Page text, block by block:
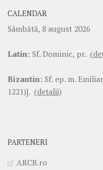
CALENDAR
Sâmbătă, 8 august 2026
Latin: Sf. Dominic, pr.
Bizantin: Sf. ep. m.
1221)]. (detalii)
PARTENERI
ARCB.ro